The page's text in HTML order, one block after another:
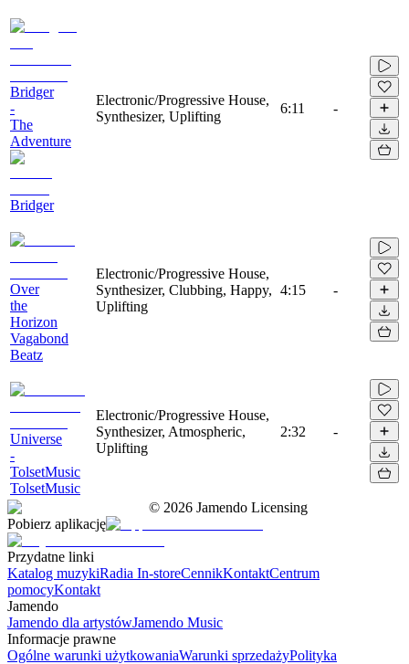
Bridger
-
The
Adventure
Bridger
Electronic/Progressive House,
Synthesizer, Uplifting
6:11 -
Over
the
Horizon
Vagabond
Beatz
Electronic/Progressive House,
Synthesizer, Clubbing, Happy,
Uplifting
4:15 -
Universe
-
TolsetMusic
TolsetMusic
Electronic/Progressive House,
Synthesizer, Atmospheric,
Uplifting
2:32 -
© 2026 Jamendo Licensing
Pobierz aplikację
Przydatne linki
Katalog muzykiRadia In-storeCennikKontaktCentrum
pomocyKontakt
Jamendo
Jamendo dla artystówJamendo Music
Informacje prawne
Ogólne warunki użytkowaniaWarunki sprzedażyPolityka